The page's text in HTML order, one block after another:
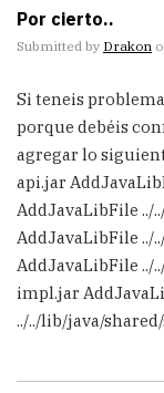
Por cierto..
Submitted by Drakon
Si teneis
porque debéis
agregar lo
api.jar
AddJavaLibFile
AddJavaLibFile ../
AddJavaLibFile ../
impl.jar
../../lib/java/